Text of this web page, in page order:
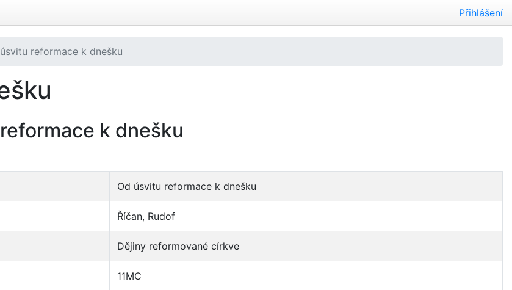
Přihlášení
reformace k dnešku
k dnešku
Od úsvitu reformace k dnešku
Říčan, Rudof
Dějiny reformované církve
11MC